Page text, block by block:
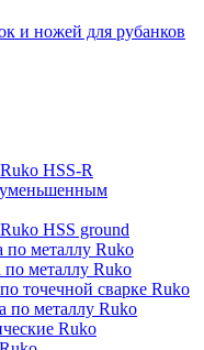
и ножей для рубанков
HSS-R
уменьшенным
HSS ground
по металлу Ruko
металлу Ruko
точечной сварке Ruko
по металлу Ruko
Ruko